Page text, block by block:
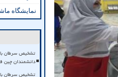
نمایشگاه
دانشمندان چین